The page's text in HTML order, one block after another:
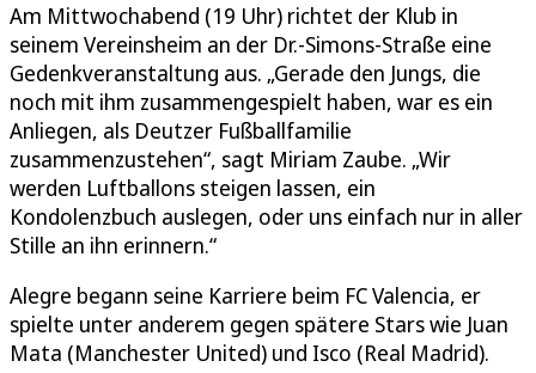
Am Mittwochabend (19 Uhr) richtet der Klub in
seinem Vereinsheim an der Dr.-Simons-Straße eine
Gedenkveranstaltung aus. „Gerade den Jungs, die
noch mit ihm zusammengespielt haben, war es ein
Anliegen, als Deutzer Fußballfamilie
zusammenzustehen“, sagt Miriam Zaube. „Wir
werden Luftballons steigen lassen, ein
Kondolenzbuch auslegen, oder uns einfach nur in aller
Stille an ihn erinnern.“
Alegre begann seine Karriere beim FC Valencia, er
spielte unter anderem gegen spätere Stars wie Juan
Mata (Manchester United) und Isco (Real Madrid).